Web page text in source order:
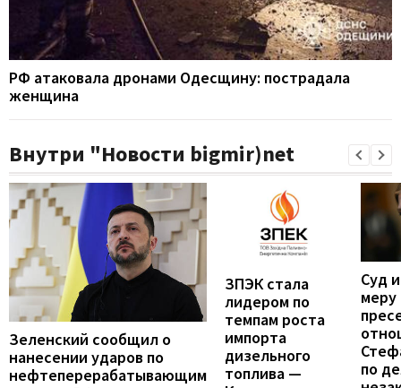
РФ атаковала дронами Одесщину: пострадала
женщина
Внутри "Новости bigmir)net
Зеленский сообщил о
нанесении ударов по
нефтеперерабатывающим
ЗПЭК стала
лидером по
темпам роста
импорта
дизельного
топлива —
Суд
меру
по